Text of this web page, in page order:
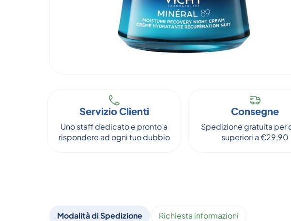
Servizio Clienti
Uno staff dedicato e pronto a
rispondere ad ogni tuo dubbio
Consegne
Spedizione gratuita per
superiori a €29,90
Modalità di Spedizione Richiesta informazioni